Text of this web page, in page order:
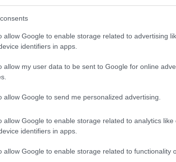
allow Google to enable storage related to advertising
identifiers in apps.
allow my user data to be sent to Google for online
allow Google to send me personalized advertising.
allow Google to enable storage related to analytics like
identifiers in apps.
allow Google to enable storage related to functionality
universale della segnaletica, anche in
auto a guida automatica. Le conseguenze di una
cartelli da parte dei dispositivi di lettura delle auto
pratico
noi donne tendiamo a essere poco pratiche: così,
aquelle di sicurezza , ha accolto e approvato con
negative apparse sui social: “In Svizzera la
e noi tutti possiamo imparare qualcosa da
ricevute dal popolo social: “Si tratta solo di